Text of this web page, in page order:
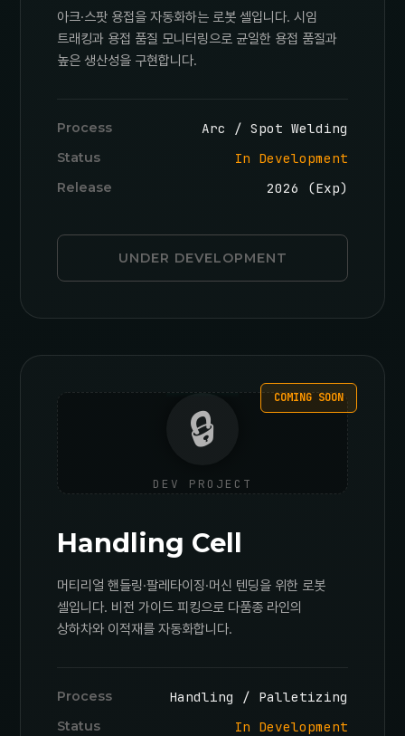
아크·스팟 용접을 자동화하는 로봇 셀입니다. 시임
트래킹과 용접 품질 모니터링으로 균일한 용접 품질과
높은 생산성을 구현합니다.
Process Arc / Spot Welding
Status In Development
Release 2026 (Exp)
UNDER DEVELOPMENT
COMING SOON
🔒
DEV PROJECT
Handling Cell
머티리얼 핸들링·팔레타이징·머신 텐딩을 위한 로봇
셀입니다. 비전 가이드 피킹으로 다품종 라인의
상하차와 이적재를 자동화합니다.
Process Handling / Palletizing
Status In Development